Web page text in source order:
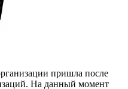
пришла после
На данный момент